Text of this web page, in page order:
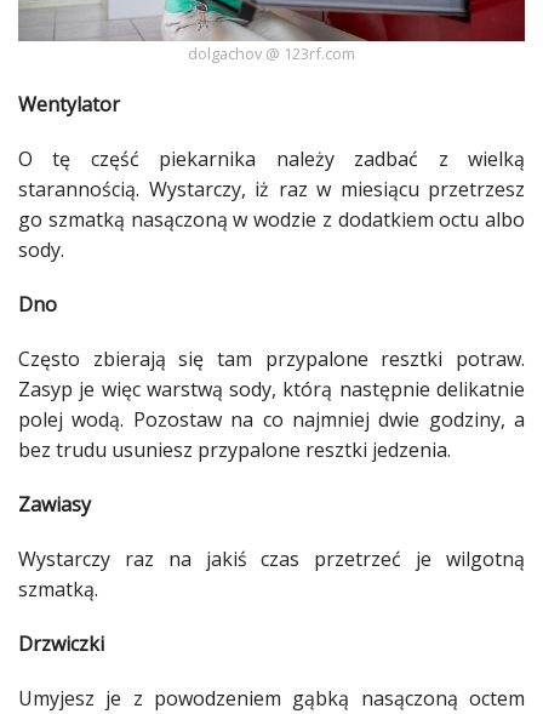
dolgachov @ 123rf.com
Wentylator
O tę część piekarnika należy zadbać z wielką
starannością. Wystarczy, iż raz w miesiącu przetrzesz
go szmatką nasączoną w wodzie z dodatkiem octu albo
sody.
Dno
Często zbierają się tam przypalone resztki potraw.
Zasyp je więc warstwą sody, którą następnie delikatnie
polej wodą. Pozostaw na co najmniej dwie godziny, a
bez trudu usuniesz przypalone resztki jedzenia.
Zawiasy
Wystarczy raz na jakiś czas przetrzeć je wilgotną
szmatką.
Drzwiczki
Umyjesz je z powodzeniem gąbką nasączoną octem